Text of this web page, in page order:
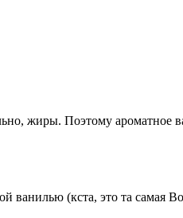
жиры. Поэтому
(кста, это та самая